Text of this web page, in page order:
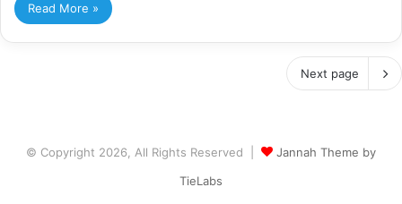
Read More »
Next page
© Copyright 2026, All Rights Reserved |
Jannah Theme by
TieLabs